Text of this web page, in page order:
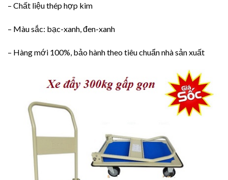
– Chất liệu thép hợp kim
– Màu sắc: bạc-xanh, đen-xanh
– Hàng mới 100%, bảo hành theo tiêu chuẩn nhà sản xuất